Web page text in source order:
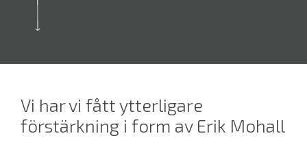
Vi har vi fått ytterligare
förstärkning i form av Erik Mohall